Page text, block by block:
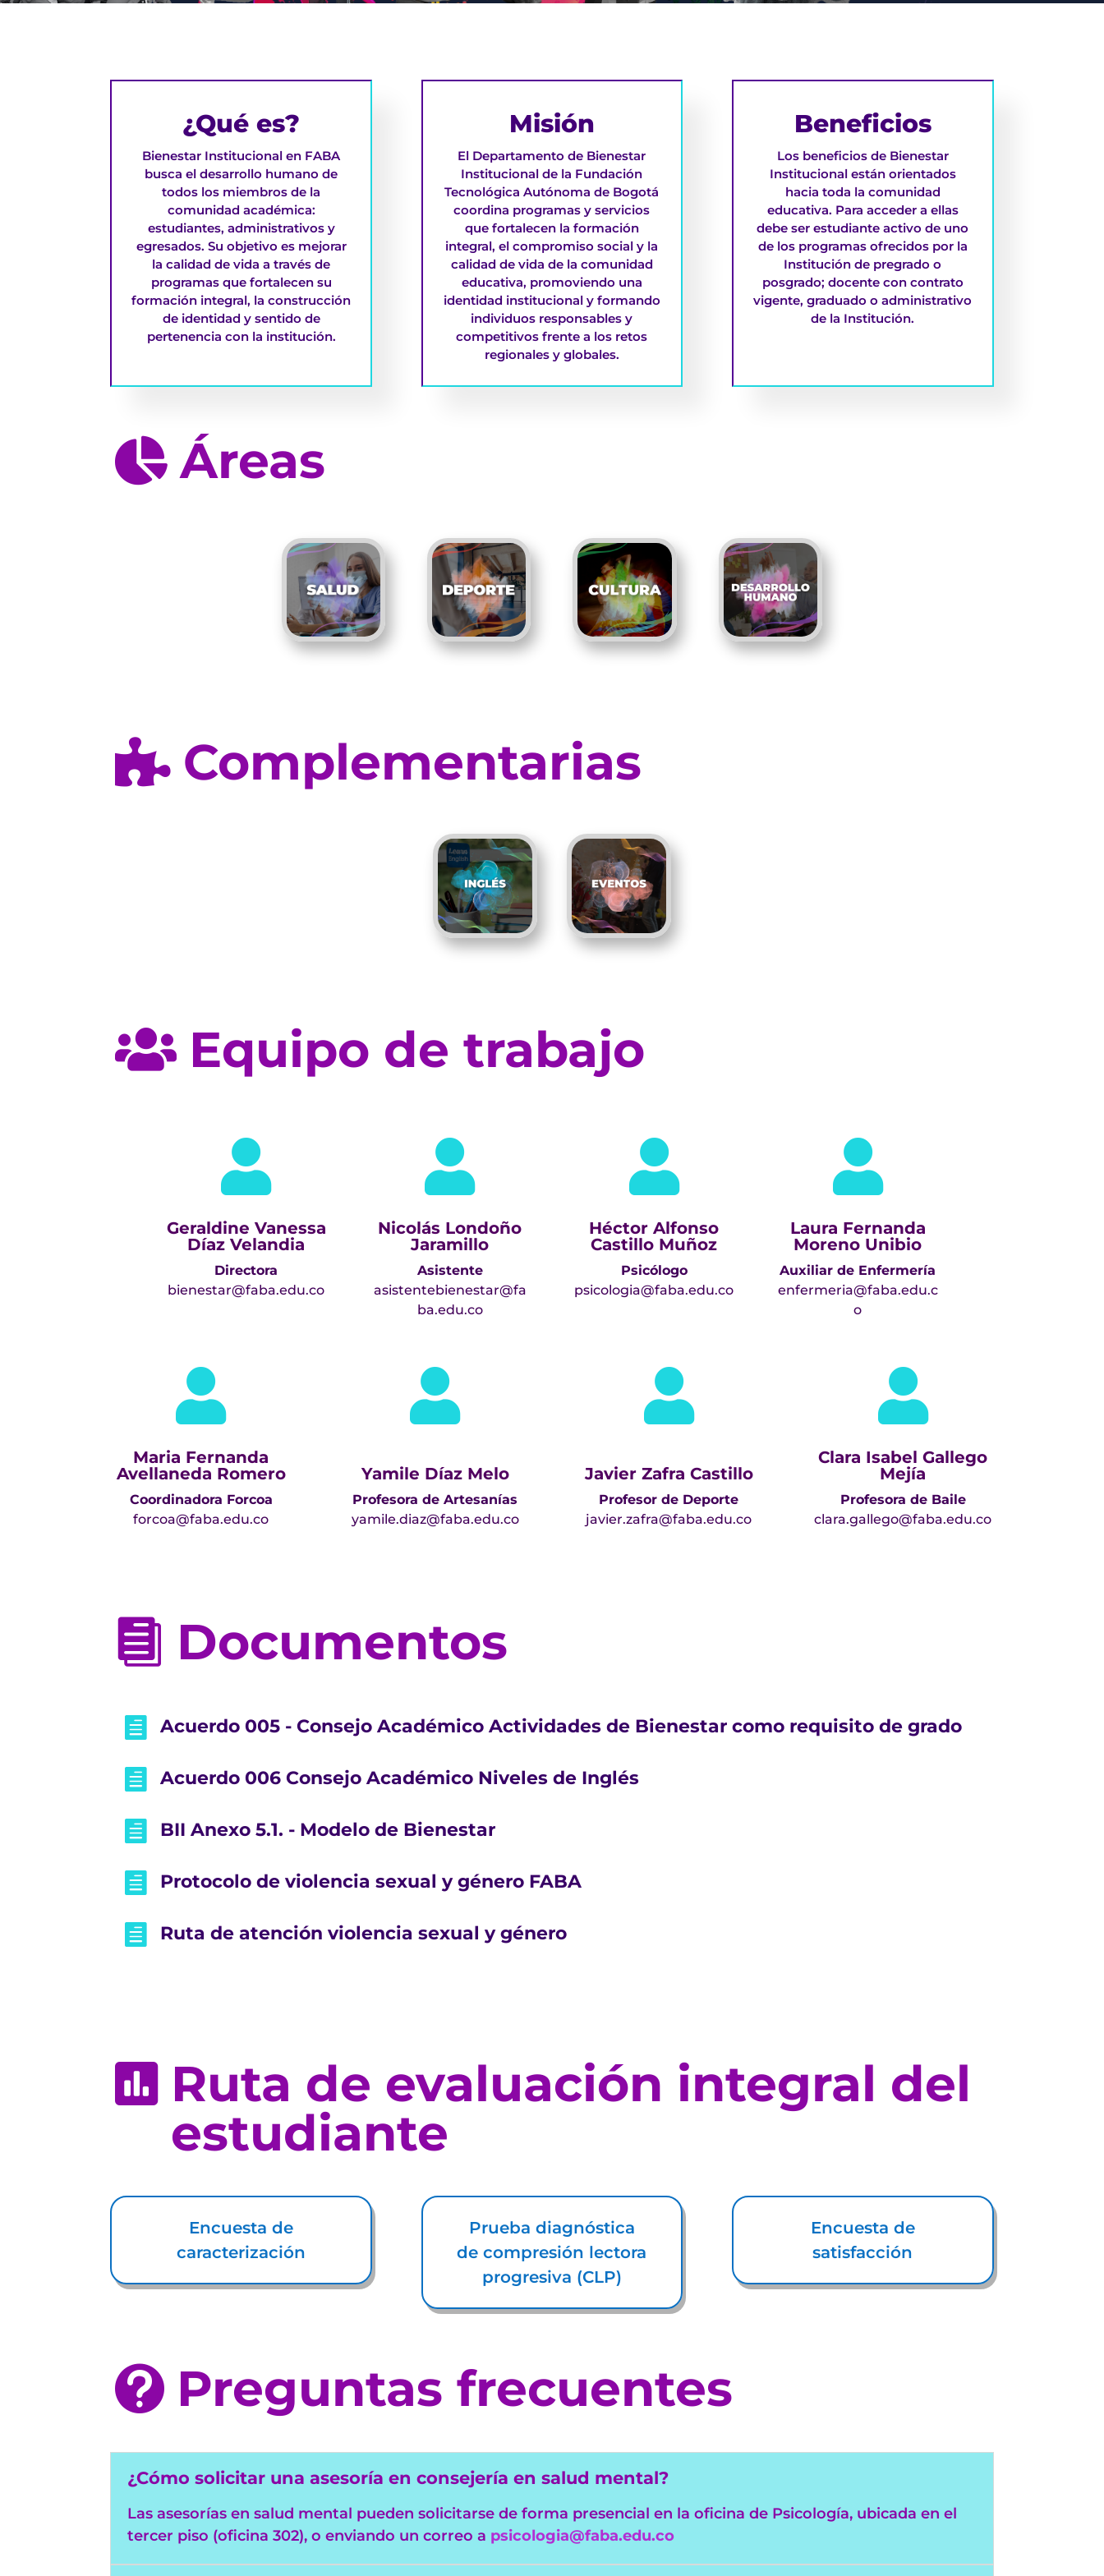
¿Qué es?
Bienestar Institucional en FABA
busca el desarrollo humano de
todos los miembros de la
comunidad académica:
estudiantes, administrativos y
egresados. Su objetivo es mejorar
la calidad de vida a través de
programas que fortalecen su
formación integral, la construcción
de identidad y sentido de
pertenencia con la institución.
Misión
El Departamento de Bienestar
Institucional de la Fundación
Tecnológica Autónoma de Bogotá
coordina programas y servicios
que fortalecen la formación
integral, el compromiso social y la
calidad de vida de la comunidad
educativa, promoviendo una
identidad institucional y formando
individuos responsables y
competitivos frente a los retos
regionales y globales.
Beneficios
Los beneficios de Bienestar
Institucional están orientados
hacia toda la comunidad
educativa. Para acceder a ellas
debe ser estudiante activo de uno
de los programas ofrecidos por la
Institución de pregrado o
posgrado; docente con contrato
vigente, graduado o administrativo
de la Institución.
 Áreas
 Complementarias
 Equipo de trabajo

Geraldine Vanessa
Díaz Velandia
Directora
bienestar@faba.edu.co

Nicolás Londoño
Jaramillo
Asistente
asistentebienestar@fa
ba.edu.co

Héctor Alfonso
Castillo Muñoz
Psicólogo
psicologia@faba.edu.co

Laura Fernanda
Moreno Unibio
Auxiliar de Enfermería
enfermeria@faba.edu.c
o

Maria Fernanda
Avellaneda Romero
Coordinadora Forcoa
forcoa@faba.edu.co

Yamile Díaz Melo
Profesora de Artesanías
yamile.diaz@faba.edu.co

Javier Zafra Castillo
Profesor de Deporte
javier.zafra@faba.edu.co

Clara Isabel Gallego
Mejía
Profesora de Baile
clara.gallego@faba.edu.co
 Documentos
 Acuerdo 005 - Consejo Académico Actividades de Bienestar como requisito de grado
 Acuerdo 006 Consejo Académico Niveles de Inglés
 BII Anexo 5.1. - Modelo de Bienestar
 Protocolo de violencia sexual y género FABA
 Ruta de atención violencia sexual y género
 Ruta de evaluación integral del
estudiante
Encuesta de
caracterización
Prueba diagnóstica
de compresión lectora
progresiva (CLP)
Encuesta de
satisfacción
 Preguntas frecuentes
¿Cómo solicitar una asesoría en consejería en salud mental?
Las asesorías en salud mental pueden solicitarse de forma presencial en la oficina de Psicología, ubicada en el
tercer piso (oficina 302), o enviando un correo a psicologia@faba.edu.co